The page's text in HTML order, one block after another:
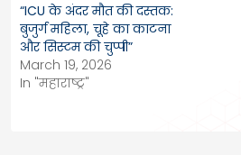
“ICU के अंदर मौत की दस्तक:
बुजुर्ग महिला, चूहे का काटना
और सिस्टम की चुप्पी”
March 19, 2026
In "महाराष्ट्र"